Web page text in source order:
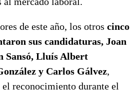
de este año, los otros cinco
sus candidaturas, Joan
Sansó, Lluís Albert
y Carlos Gálvez,
reconocimiento durante el